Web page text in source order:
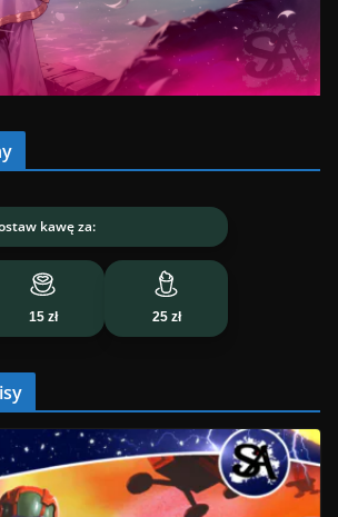
kawę za:
15 zł 25 zł